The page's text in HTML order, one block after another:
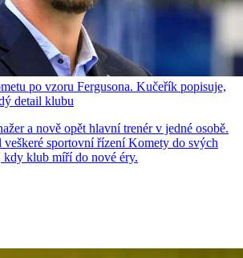
po vzoru Fergusona. Kučeřík popisuje,
detail klubu
a nově opět hlavní trenér v jedné osobě.
sportovní řízení Komety do svých
klub míří do nové éry.